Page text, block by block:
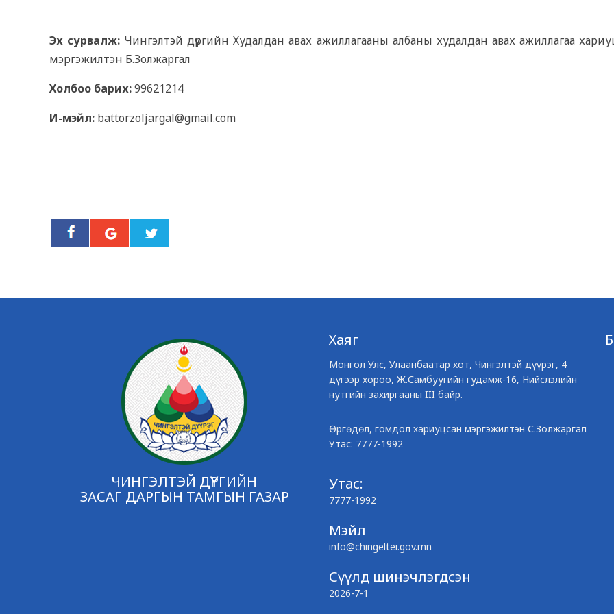
Эх сурвалж: Чингэлтэй дүүргийн Худалдан авах ажиллагааны албаны худалдан авах ажиллагаа
мэргэжилтэн Б.Золжаргал
Холбоо барих:99621214
И-мэйл: battorzoljargal@gmail.com
ЧИНГЭЛТЭЙ ДҮҮРГИЙН
ЗАСАГ ДАРГЫН ТАМГЫН ГАЗАР
Хаяг
Монгол Улс, Улаанбаатар хот, Чингэлтэй дүүрэг, 4
дүгээр хороо, Ж.Самбуугийн гудамж-16, Нийслэлийн
нутгийн захиргааны III байр.
Өргөдөл, гомдол хариуцсан мэргэжилтэн С.Золжаргал
Утас: 7777-1992
Утас:
7777-1992
Мэйл
info@chingeltei.gov.mn
Сүүлд шинэчлэгдсэн
2026-7-1